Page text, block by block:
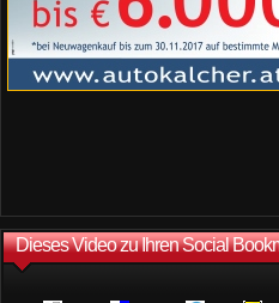
Dieses Video zu Ihren Social